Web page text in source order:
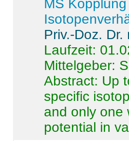
MS
Priv.-Doz.
Laufzeit:
Mittelgeber:
Abstract: Up
specific
and only one
potential in